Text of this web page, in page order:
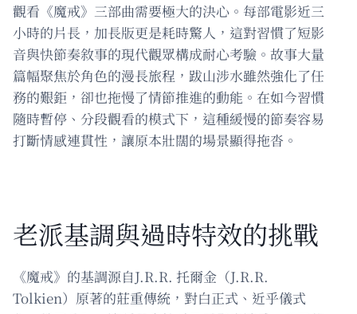
觀看《魔戒》三部曲需要極大的決心。每部電影近三
小時的片長，加長版更是耗時驚人，這對習慣了短影
音與快節奏敘事的現代觀眾構成耐心考驗。故事大量
篇幅聚焦於角色的漫長旅程，跋山涉水雖然強化了任
務的艱鉅，卻也拖慢了情節推進的動能。在如今習慣
隨時暫停、分段觀看的模式下，這種緩慢的節奏容易
打斷情感連貫性，讓原本壯闊的場景顯得拖沓。
老派基調與過時特效的挑戰
《魔戒》的基調源自J.R.R. 托爾金（J.R.R.
Tolkien）原著的莊重傳統，對白正式、近乎儀式